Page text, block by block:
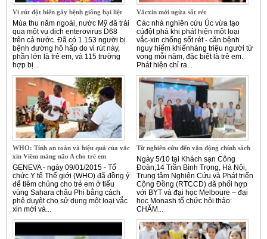
Vi rút đột biến gây bệnh giống bại liệt
Mùa thu năm ngoái, nước Mỹ đã trải
qua một vụ dịch enterovirus D68
trên cả nước. Đã có 1.153 người bị
bệnh đường hô hấp do vi rút này,
phần lớn là trẻ em, và 115 trường
hợp bị...
Vắcxin mới ngừa sốt rét
Các nhà nghiên cứu Úc vừa tạo
cúđột phá khi phát hiện một loại
vắc-xin chống sốt rét - căn bệnh
nguy hiểm khiếnhàng triệu người tử
vong mỗi năm, đặc biệt là trẻ em.
Phát hiện chỉ ra...
WHO: Tính an toàn và hiệu quả của vắc
xin Viêm màng não A cho trẻ em
GENEVA - ngày 09/01/2015 - Tổ
chức Y tế Thế giới (WHO) đã đồng ý
để tiêm chủng cho trẻ em ở tiểu
vùng Sahara châu Phi bằng cách
phê duyệt cho sử dụng một loại vắc
xin mới và...
Từ nghiên cứu đến vận động chính sách
Ngày 5/10 tại Khách sạn Công
Đoàn,14 Trần Bình Trọng, Hà Nội,
Trung tâm Nghiên Cứu và Phát triển
Cộng Đồng (RTCCD) đã phối hợp
với BYT và đại học Melboure – đại
học Monash tổ chức hội thảo:
CHĂM...